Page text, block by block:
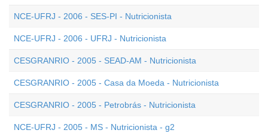
NCE-UFRJ - 2006 - SES-PI - Nutricionista
NCE-UFRJ - 2006 - UFRJ - Nutricionista
CESGRANRIO - 2005 - SEAD-AM - Nutricionista
CESGRANRIO - 2005 - Casa da Moeda - Nutricionista
CESGRANRIO - 2005 - Petrobrás - Nutricionista
NCE-UFRJ - 2005 - MS - Nutricionista - g2